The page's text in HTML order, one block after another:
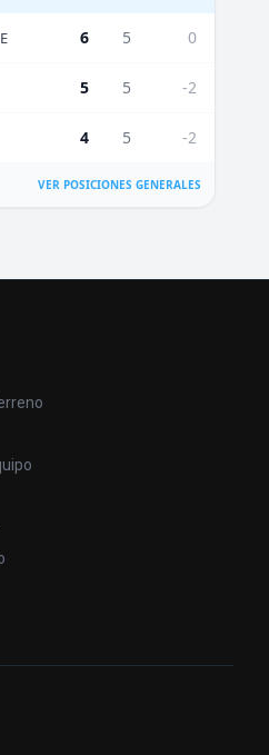
6 5 0
5 5 -2
4 5 -2
VER POSICIONES GENERALES